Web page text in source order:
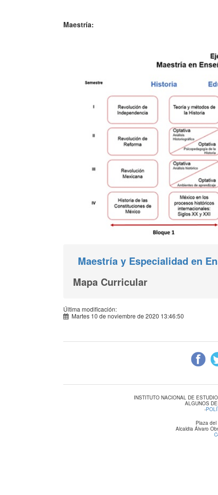
Maestría:
Maestría y Especialidad en
Mapa Curricular
Última modificación:
Martes 10 de noviembre de 2020 13:46:50
INSTITUTO NACIONAL DE
ALGUNOS
-
Plaza
Alcaldia Álvaro